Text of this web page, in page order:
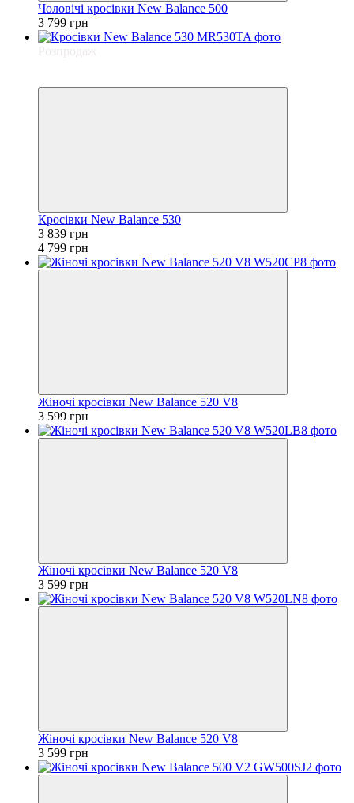
Чоловічі кросівки New Balance 500
3 799 грн
Кросівки New Balance 530
3 839 грн
4 799 грн
Жіночі кросівки New Balance 520 V8
3 599 грн
Жіночі кросівки New Balance 520 V8
3 599 грн
Жіночі кросівки New Balance 520 V8
3 599 грн